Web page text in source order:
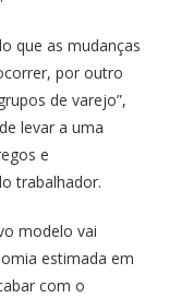
que as mudanças
por outro
de varejo”,
levar a uma
e
trabalhador.
modelo vai
estimada em
com o